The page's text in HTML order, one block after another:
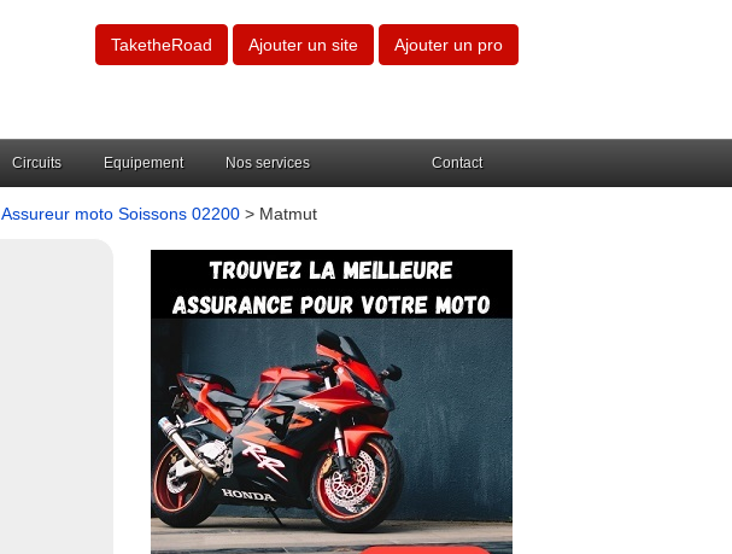
TaketheRoad Ajouter un site Ajouter un pro
Circuits Equipement Nos services Contact
Assureur moto Soissons 02200 > Matmut